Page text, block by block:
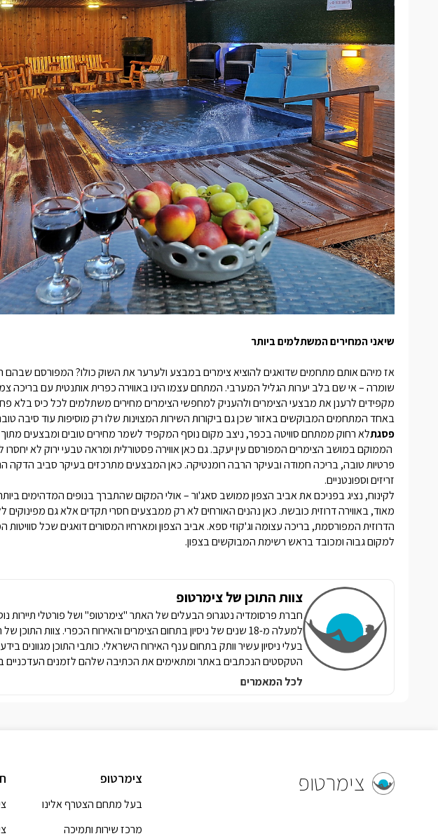
שיאני המחירים המשתלמים ביותר
אז מיהם אותם מתחמים שדואגים להוציאצימרים במבצע ולערער את השוק כולו? המפורסם שבהם
שומרה – אי שם בלב יערות הגליל המערבי. המתחם עצמו הינו באווירה כפרית אותנטית עם בריכה
מקפידים לרענן את מבצעי הצימרים ולהעניק למחפשי הצימרים מחירים משתלמים לכל כיס בלא
באחד המתחמים המבוקשים באזור שכן גם ביקורות השירות המצוינות שלו רק מוסיפות עוד סיבה
לא רחוק ממתחםסוויטה בכפר, ניצב מקום נוסף המקפיד לשמר מחירים טובים ומבצעים מתוך
פסגת
הממוקם במושב הצימרים המפורסם עין יעקב. גם כאן אווירה פסטורלית ומראה טבעי ירוק לא יחסרו
פרטיות טובה, בריכה חמודה ובעיקר הרבה רומנטיקה. כאן המבצעים מתרכזים בעיקר סביב
זריזים וספונטניים.
לקינוח, נציג בפניכם אתאביב הצפוןממושב סאג'ור – אולי המקום שהתברך בנופים המדהימים
מאוד, באווירה דרוזית כובשת. כאן נהנים האורחים לא רק ממבצעים חסרי תקדים אלא גם
הדרוזית המפורסמת, בריכה עצומה וג'קוזי ספא.אביב הצפוןומארחיו המסורים דואגים שכל סוויטות
למקום גבוה ומכובד בראש רשימת המבוקשים בצפון.
צוות התוכן של צימרטופ
למעלה מ-18 שנים של ניסיון בתחום הצימרים והאירוח הכפרי. צוות
בעלי ניסיון עשיר וותק בתחום ענף האירוח הישראלי. כותבי התוכן מגוונים
הטקסטים הנכתבים באתר ומתאימים את הכתיבה שלהם לזמנים העדכניים
לכל המאמרים
צימרטופ צימרטופ
בעל מתחם הצטרף אלינו
מרכז שירות ותמיכה